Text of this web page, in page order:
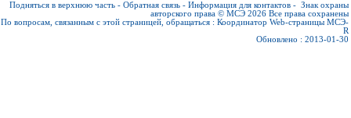
Подняться в верхнюю часть - Обратная связь - Информация для контактов - Знак охраны
авторского права © МСЭ 2026 Все права сохранены
По вопросам, связанным с этой страницей, обращаться : Координатор Web-страницы МСЭ-
R
Обновлено : 2013-01-30